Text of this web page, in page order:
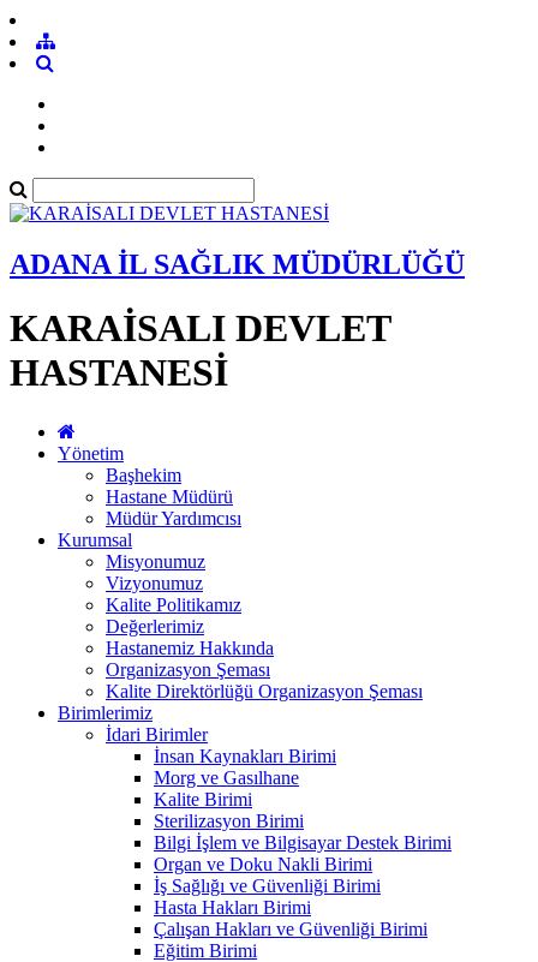
ADANA İL SAĞLIK MÜDÜRLÜĞÜ
KARAİSALI DEVLET
HASTANESİ
Yönetim
Başhekim
Hastane Müdürü
Müdür Yardımcısı
Kurumsal
Misyonumuz
Vizyonumuz
Kalite Politikamız
Değerlerimiz
Hastanemiz Hakkında
Organizasyon Şeması
Kalite Direktörlüğü Organizasyon Şeması
Birimlerimiz
İdari Birimler
İnsan Kaynakları Birimi
Morg ve Gasılhane
Kalite Birimi
Sterilizasyon Birimi
Bilgi İşlem ve Bilgisayar Destek Birimi
Organ ve Doku Nakli Birimi
İş Sağlığı ve Güvenliği Birimi
Hasta Hakları Birimi
Çalışan Hakları ve Güvenliği Birimi
Eğitim Birimi